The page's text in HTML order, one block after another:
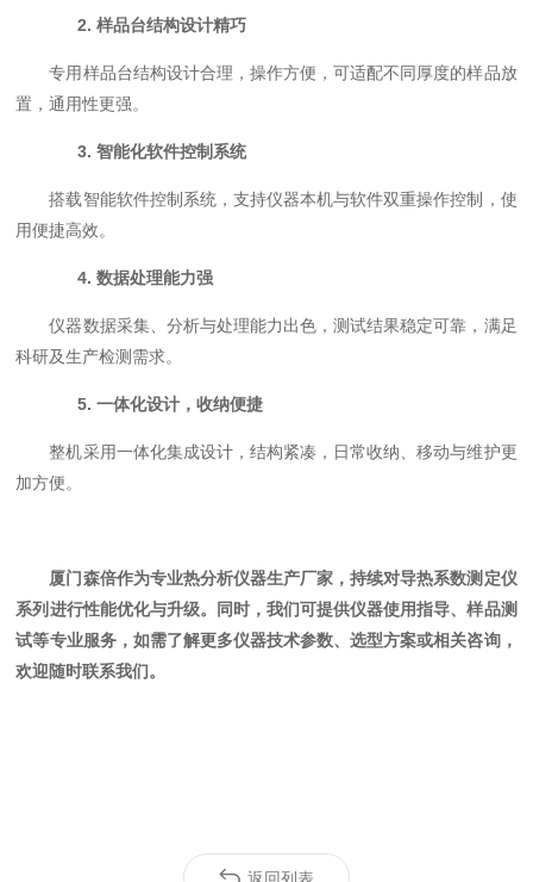
2.样品台结构设计精巧
专用样品台结构设计合理，操作方便，可适配不同厚度的样品放
置，通用性更强。
3.智能化软件控制系统
搭载智能软件控制系统，支持仪器本机与软件双重操作控制，使
用便捷高效。
4.数据处理能力强
仪器数据采集、分析与处理能力出色，测试结果稳定可靠，满足
科研及生产检测需求。
5.一体化设计，收纳便捷
整机采用一体化集成设计，结构紧凑，日常收纳、移动与维护更
加方便。
厦门森倍作为专业热分析仪器生产厂家，持续对导热系数测定仪
系列 进行性能优化与升级。同时，我们可提供仪器使用指导、样品测
试等专业服务，如需了解更多仪器技术参数、选型方案或相关咨询，
欢迎随时联系我们。